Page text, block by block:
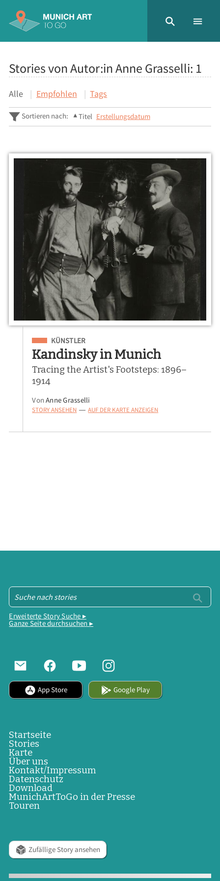
Stories von Autor:in Anne Grasselli: 1
Alle Empfohlen Tags
Sortieren nach: Titel Erstellungsdatum
Eingeordnet unter
KÜNSTLER
Kandinsky in Munich
Tracing the Artist's Footsteps: 1896–
1914
VonAnne Grasselli
STORY ANSEHEN — AUF DER KARTE ANZEIGEN
Erweiterte Story Suche ▸
Ganze Seite durchsuchen ▸
App Store Google Play
Startseite
Stories
Karte
Über uns
Kontakt/Impressum
Datenschutz
Download
MunichArtToGo in der Presse
Touren
Zufällige Story ansehen